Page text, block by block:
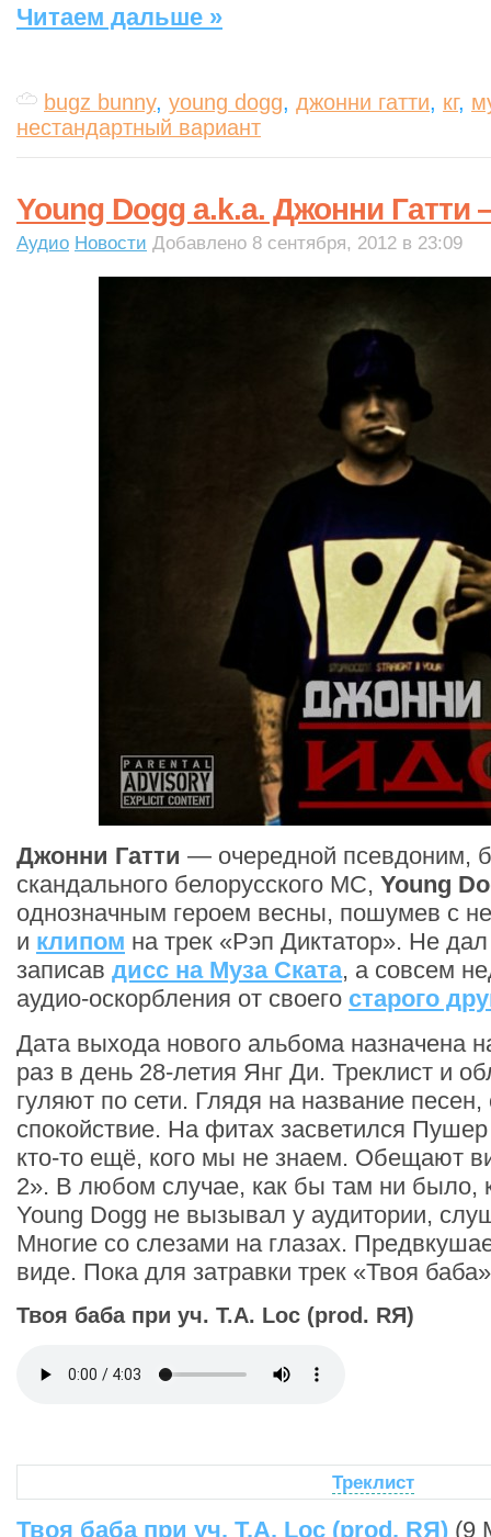
Читаем дальше »
bugz bunny, young dogg, джонни гатти, кг,
нестандартный вариант
Young Dogg a.k.a. Джонни
Аудио Новости Добавлено 8 сентября, 2012 в 23:09
Джонни Гатти — очередной псевдоним,
скандального белорусского MC, Young
однозначным героем весны, пошумев с
и клипом на трек «Рэп Диктатор». Не
записав дисс на Муза Ската, а совсем
аудио-оскорбления от своего старого
Дата выхода нового альбома назначена
раз в день 28-летия Янг Ди. Треклист и
гуляют по сети. Глядя на название
спокойствие. На фитах засветился
кто-то ещё, кого мы не знаем. Обещают
2». В любом случае, как бы там ни было,
Young Dogg не вызывал у аудитории,
Многие со слезами на глазах.
виде. Пока для затравки трек «Твоя
Твоя баба при уч. Т.А. Loc (prod. RЯ)
Треклист
Твоя баба при уч. Т.А. Loc (prod. RЯ) (9